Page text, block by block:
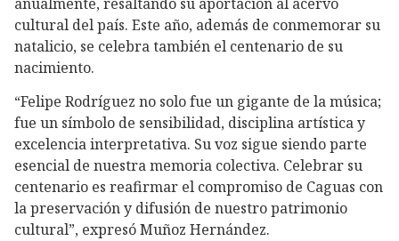
cultural del país. Este año, además de conmemorar su
natalicio, se celebra también el centenario de su
nacimiento.
“Felipe Rodríguez no solo fue un gigante de la música;
fue un símbolo de sensibilidad, disciplina artística y
excelencia interpretativa. Su voz sigue siendo parte
esencial de nuestra memoria colectiva. Celebrar su
centenario es reafirmar el compromiso de Caguas con
la preservación y difusión de nuestro patrimonio
cultural”, expresó Muñoz Hernández.